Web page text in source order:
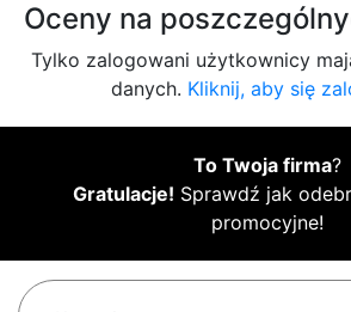
Oceny na
Tylko zalogowani użytkownicy
danych. Kliknij, aby się
To Twoja firma?
Gratulacje! Sprawdź jak
promocyjne!